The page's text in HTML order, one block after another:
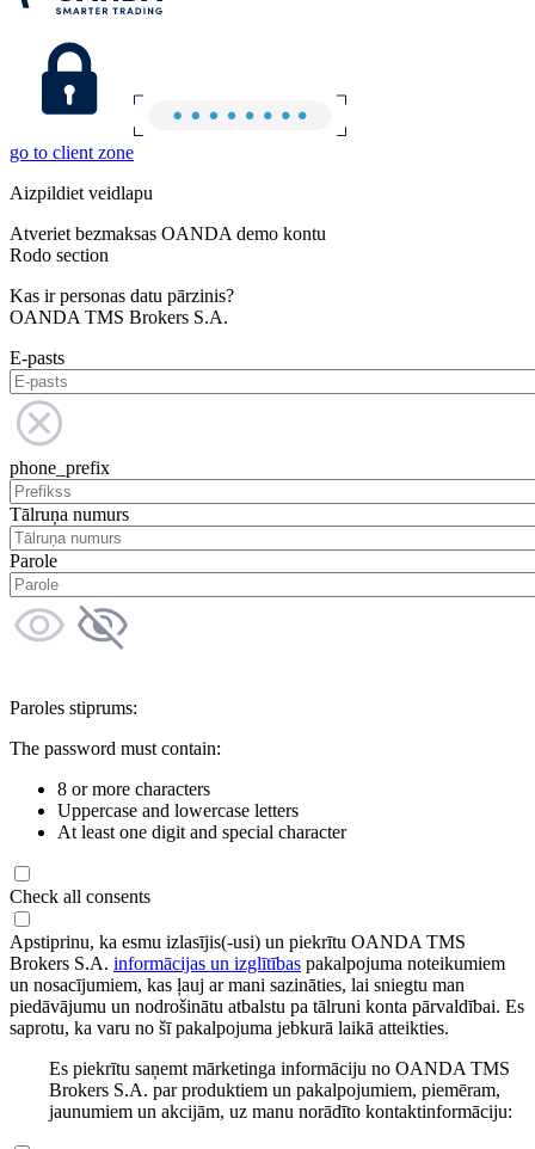
go to client zone
Aizpildiet veidlapu
Atveriet bezmaksas OANDA demo kontu
Rodo section
Kas ir personas datu pārzinis?
OANDA TMS Brokers S.A.
E-pasts
phone_prefix
Tālruņa numurs
Parole
Paroles stiprums:
The password must contain:
8 or more characters
Uppercase and lowercase letters
At least one digit and special character
Check all consents
Apstiprinu, ka esmu izlasījis(-usi) un piekrītu OANDA TMS
Brokers S.A. informācijas un izglītības pakalpojuma noteikumiem
un nosacījumiem, kas ļauj ar mani sazināties, lai sniegtu man
piedāvājumu un nodrošinātu atbalstu pa tālruni konta pārvaldībai. Es
saprotu, ka varu no šī pakalpojuma jebkurā laikā atteikties.
Es piekrītu saņemt mārketinga informāciju no OANDA TMS
Brokers S.A. par produktiem un pakalpojumiem, piemēram,
jaunumiem un akcijām, uz manu norādīto kontaktinformāciju: